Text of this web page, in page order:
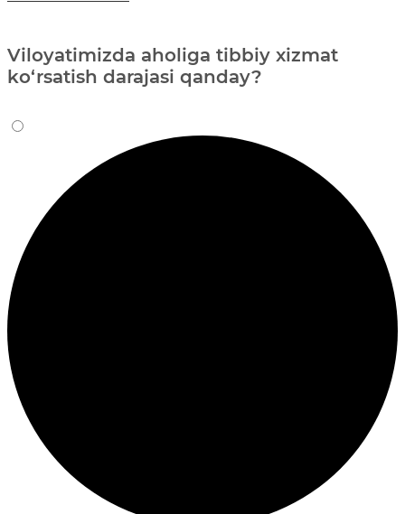
Viloyatimizda aholiga tibbiy xizmat
ko‘rsatish darajasi qanday?